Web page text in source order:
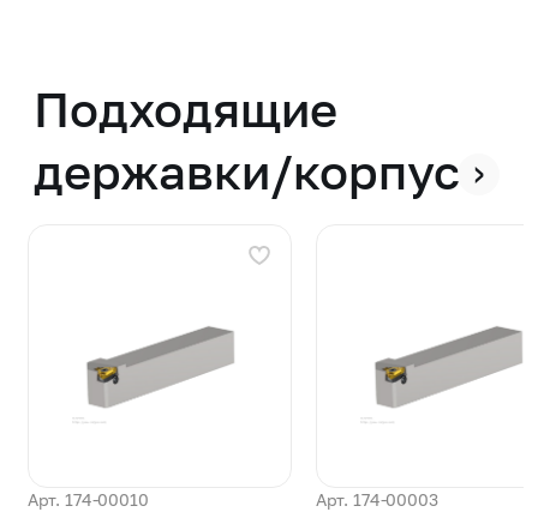
Подходящие
державки/корпуса
Арт. 174-00010 Арт. 174-00003
›